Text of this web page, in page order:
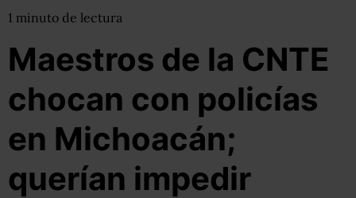
1 minuto de lectura
Maestros de la CNTE
chocan con policías
en Michoacán;
querían impedir